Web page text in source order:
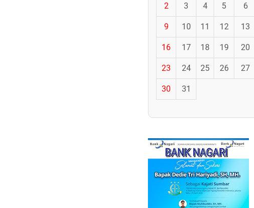
2 3 4 5 6
9 10 11 12 13
16 17 18 19 20
23 24 25 26 27
30 31